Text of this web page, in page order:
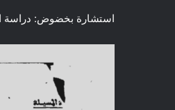
استشارة بخضوض: دراسة